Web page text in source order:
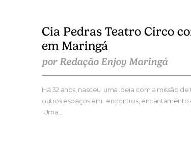
Cia Pedras Teatro Circo
em Maringá
por Redação Enjoy Maringá
Há 32 anos, nasceu uma ideia com a missão
outros espaços em: encontros, encantamento
Uma…